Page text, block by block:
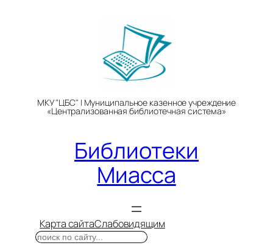
МКУ "ЦБС" | Муниципальное казенное учреждение
«Централизованная библиотечная система»
Библиотеки
Миасса
Карта сайтаСлабовидящим
Поиск